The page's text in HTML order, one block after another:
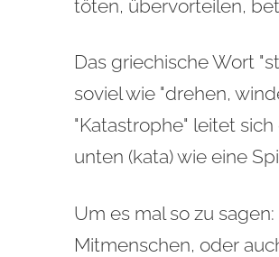
töten, übervorteilen,
Das griechische Wort
soviel wie "drehen,
"Katastrophe" leitet
unten (kata) wie eine
Um es mal so zu
Mitmenschen, oder